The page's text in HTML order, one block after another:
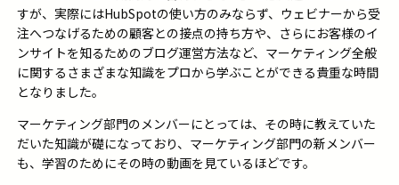
すが、実際にはHubSpotの使い方のみならず、ウェビナーから受
注へつなげるための顧客との接点の持ち方や、さらにお客様のイ
ンサイトを知るためのブログ運営方法など、マーケティング全般
に関するさまざまな知識をプロから学ぶことができる貴重な時間
となりました。
マーケティング部門のメンバーにとっては、その時に教えていた
だいた知識が礎になっており、マーケティング部門の新メンバー
も、学習のためにその時の動画を見ているほどです。